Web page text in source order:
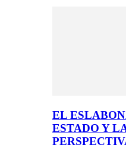
EL
ESTADO Y